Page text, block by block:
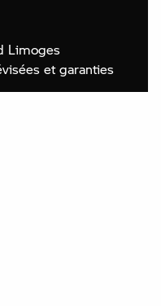
Limoges
et garanties